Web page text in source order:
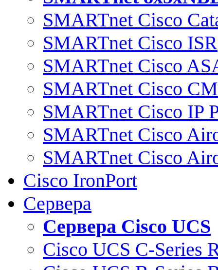
SMARTnet Cisco
SMARTnet Cisco ISR
SMARTnet Cisco
SMARTnet Cisco
SMARTnet Cisco IP
SMARTnet Cisco
SMARTnet Cisco
Cisco IronPort
Сервера
Сервера Cisco UCS
Cisco UCS C-Series